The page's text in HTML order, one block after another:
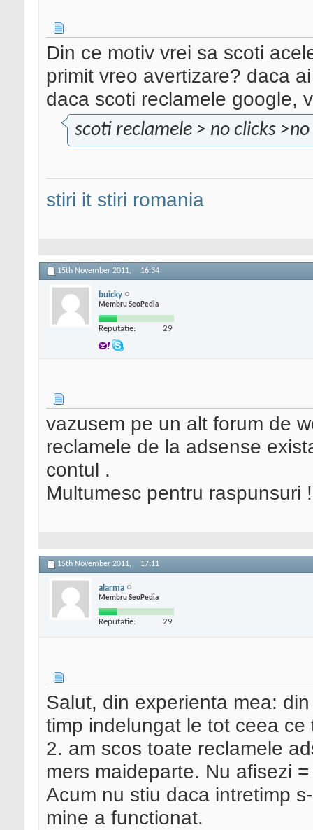
Din ce motiv vrei sa scoti
primit vreo avertizare? daca
daca scoti reclamele google,
scoti reclamele > no clicks
stiri it stiri romania
15th November 2011, 16:34
buicky
Membru SeoPedia
Reputatie: 29
vazusem pe un alt forum de
reclamele de la adsense
contul .
Multumesc pentru raspunsuri !
15th November 2011, 17:11
alarma
Membru SeoPedia
Reputatie: 29
Salut, din experienta mea:
timp indelungat le tot ceea
2. am scos toate reclamele
mers maideparte. Nu afisezi
Acum nu stiu daca intretimp
mine a functionat.